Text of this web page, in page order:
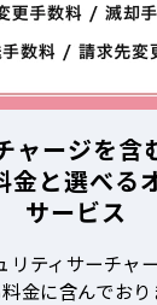
ャージを含
金と選べる
サービス
ティサーチャ
金に含んでおり